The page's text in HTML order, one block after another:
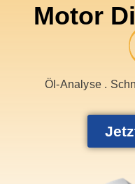
Motor
Öl-Analyse .